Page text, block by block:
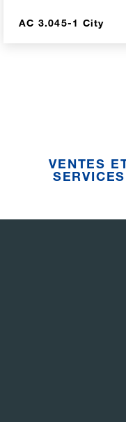
AC 3.045-1 City
VENTES
SERVICES